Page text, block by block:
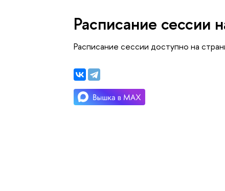
Расписание сессии
Расписание сессии доступно на